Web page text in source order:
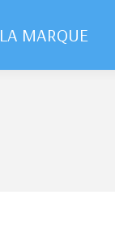
LA MARQUE
LA MARQUE